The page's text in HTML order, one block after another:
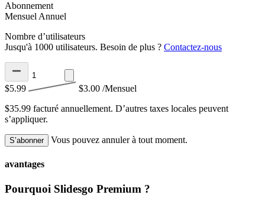
Abonnement
Mensuel Annuel
Nombre d’utilisateurs
Jusqu'à 1000 utilisateurs. Besoin de plus ? Contactez-nous
$5.99 $3.00 /Mensuel
$35.99 facturé annuellement. D’autres taxes locales peuvent
s’appliquer.
S’abonner Vous pouvez annuler à tout moment.
avantages
Pourquoi Slidesgo Premium ?